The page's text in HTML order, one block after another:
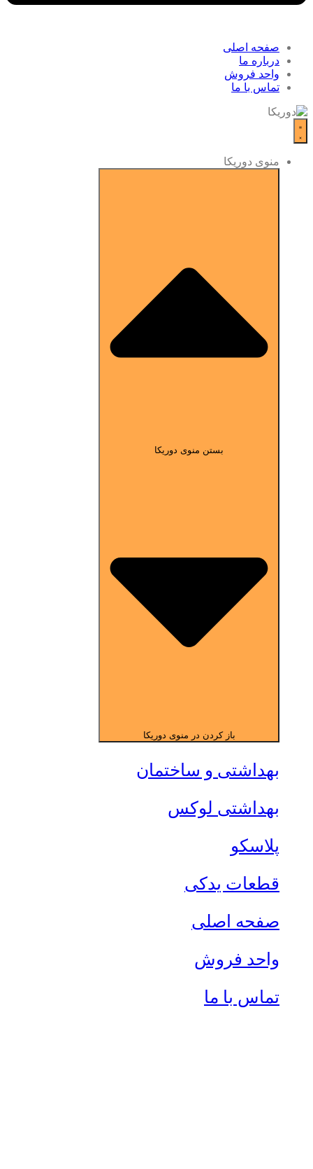
صفحه اصلی
درباره ما
واحد فروش
تماس با ما
منوی دوریکا
بستن منوی دوریکا
باز کردن در منوی دوریکا
بهداشتی و ساختمان
بهداشتی لوکس
پلاسکو
قطعات یدکی
صفحه اصلی
واحد فروش
تماس با ما